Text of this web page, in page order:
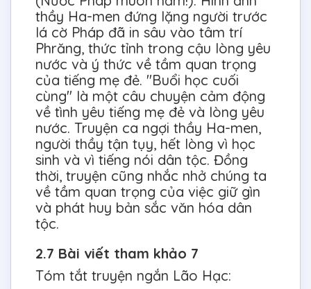
thầy Ha-men đứng lặng người trước
lá cờ Pháp đã in sâu vào tâm trí
Phrăng, thức tỉnh trong cậu lòng yêu
nước và ý thức về tầm quan trọng
của tiếng mẹ đẻ. "Buổi học cuối
cùng" là một câu chuyện cảm động
về tình yêu tiếng mẹ đẻ và lòng yêu
nước. Truyện ca ngợi thầy Ha-men,
người thầy tận tụy, hết lòng vì học
sinh và vì tiếng nói dân tộc. Đồng
thời, truyện cũng nhắc nhở chúng ta
về tầm quan trọng của việc giữ gìn
và phát huy bản sắc văn hóa dân
tộc.
2.7 Bài viết tham khảo 7
Tóm tắt truyện ngắn Lão Hạc: